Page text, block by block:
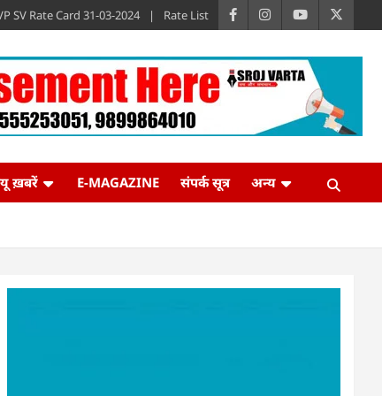
SV Rate Card 31-03-2024 Rate List
ख़बरें E-MAGAZINE संपर्क सूत्र अन्य